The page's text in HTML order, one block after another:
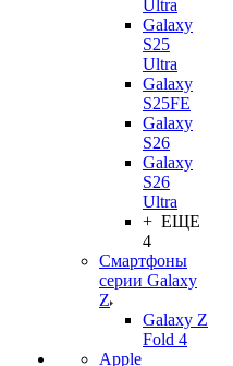
Ultra
Galaxy
S25
Ultra
Galaxy
S25FE
Galaxy
S26
Galaxy
S26
Ultra
+ ЕЩЕ
4
Смартфоны
серии Galaxy
Z
Galaxy Z
Fold 4
Apple